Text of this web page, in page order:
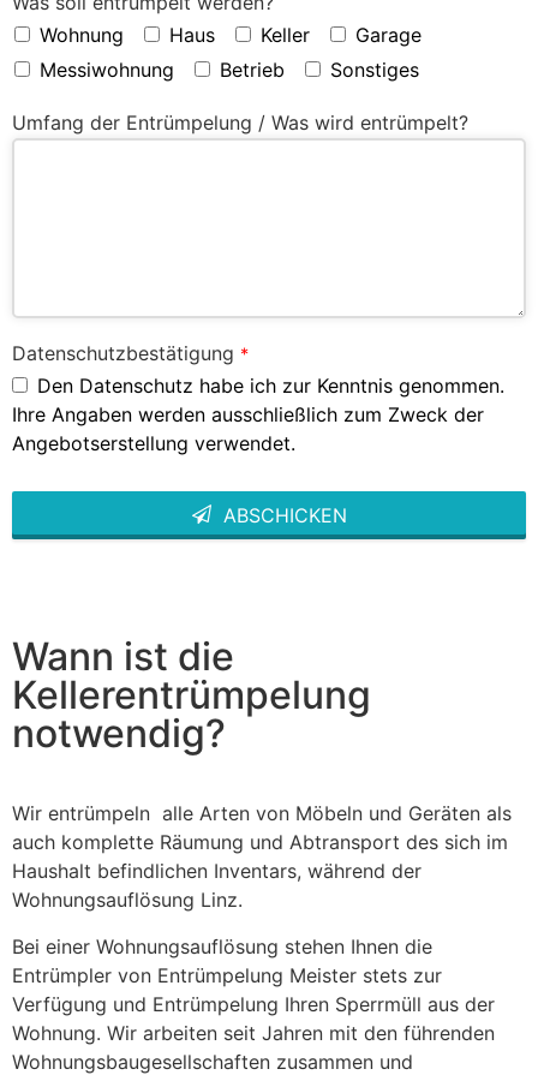
Wohnung
Haus Keller
Garage
Messiwohnung
Betrieb Sonstiges
Umfang der Entrümpelung / Was wird entrümpelt?
Datenschutzbestätigung *
Den Datenschutz habe ich zur Kenntnis genommen.
Ihre Angaben werden ausschließlich zum Zweck der
Angebotserstellung verwendet.
ABSCHICKEN
blank
Wann ist die
Kellerentrümpelung
notwendig?
Wir entrümpeln alle Arten von Möbeln und Geräten als
auch komplette Räumung und Abtransport des sich im
Haushalt befindlichen Inventars, während der
Wohnungsauflösung Linz.
Bei einer Wohnungsauflösung stehen Ihnen die
Entrümpler von Entrümpelung Meister stets zur
Verfügung und Entrümpelung Ihren Sperrmüll aus der
Wohnung. Wir arbeiten seit Jahren mit den führenden
Wohnungsbaugesellschaften zusammen und